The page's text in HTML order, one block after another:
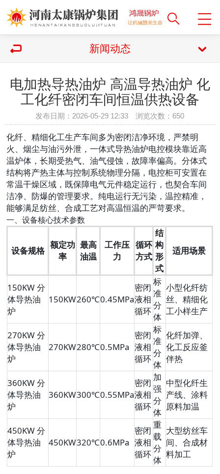
新闻动态
电加热导热油炉 高温导热油炉 化
工化纤密闭车间恒温供热设备
发布日期：2026-05-29 12:33 浏览次数： 650
化纤、精细化工生产车间多为密闭洁净环境，严禁明
火、烟尘与油污外泄，一体式导热油炉电控模块靠近高
温炉体，长期受热气、油气侵蚀，故障率偏高。分体式
结构将产热主体与控制系统物理分隔，电控柜可安置在
常温干燥区域，既保障电气元件稳定运行，也契合车间
洁净、防爆的管理要求。纯电运行无污染，温控精准，
能够满足纺丝、合成工艺对高温恒温的严苛要求。
一、设备核心技术参数
设备规格
额定功
率
最高
油温
工作压
力
循环
方式
结
构
形
式
适用场景
150KW 分
体导热油
炉
150KW260℃0.45MPa
密闭
液相
循环
标
准
分
体
小型化纤纺
丝、精细化
工小样生产
270KW 分
体导热油
炉
270KW280℃0.5MPa
密闭
液相
循环
标
准
分
体
化纤加弹、
化工反应釜
伴热
360KW 分
体导热油
炉
360KW300℃0.55MPa
密闭
液相
循环
加
强
分
体
中型化纤生
产线、涂料
原料加温
450KW 分
体导热油
炉
450KW320℃0.6MPa
密闭
液相
循环
重
载
分
体
大型纺丝车
间、合成材
料加工